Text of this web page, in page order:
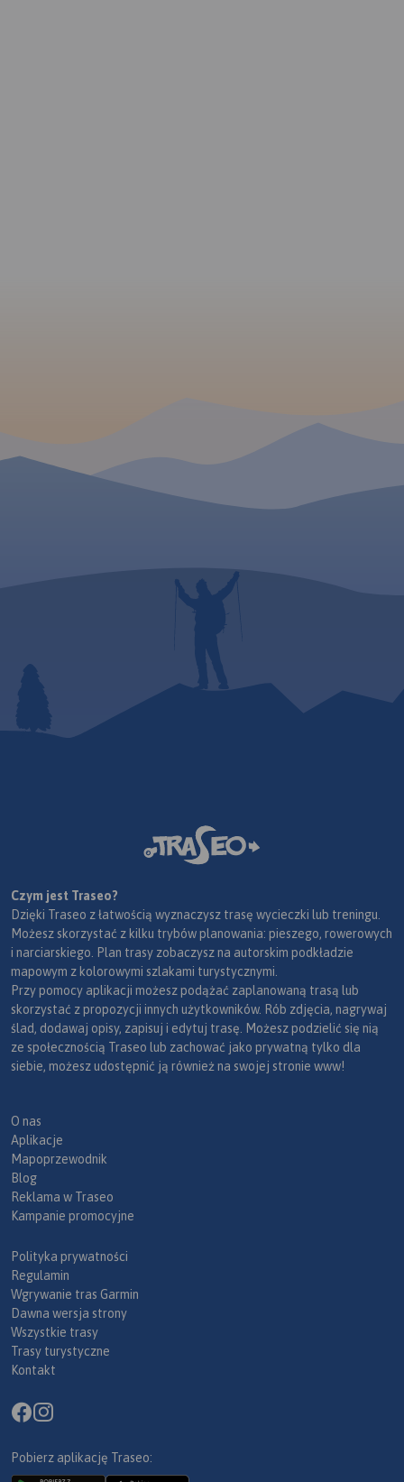
Czym jest Traseo?
Dzięki Traseo z łatwością wyznaczysz trasę wycieczki lub treningu.
Możesz skorzystać z kilku trybów planowania: pieszego, rowerowych
i narciarskiego. Plan trasy zobaczysz na autorskim podkładzie
mapowym z kolorowymi szlakami turystycznymi.
Przy pomocy aplikacji możesz podążać zaplanowaną trasą lub
skorzystać z propozycji innych użytkowników. Rób zdjęcia, nagrywaj
ślad, dodawaj opisy, zapisuj i edytuj trasę. Możesz podzielić się nią
ze społecznością Traseo lub zachować jako prywatną tylko dla
siebie, możesz udostępnić ją również na swojej stronie www!
O nas
Aplikacje
Mapoprzewodnik
Blog
Reklama w Traseo
Kampanie promocyjne
Polityka prywatności
Regulamin
Wgrywanie tras Garmin
Dawna wersja strony
Wszystkie trasy
Trasy turystyczne
Kontakt
Pobierz aplikację Traseo: